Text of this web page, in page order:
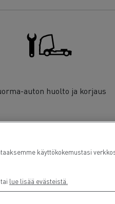
auton huolto ja korjaus
käyttökokemustasi
lue lisää evästeistä.